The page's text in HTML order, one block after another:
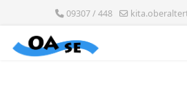
09307 / 448